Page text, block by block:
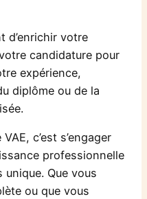
d’enrichir votre
candidature pour
expérience,
diplôme ou de la
c’est s’engager
professionnelle
Que vous
ou que vous